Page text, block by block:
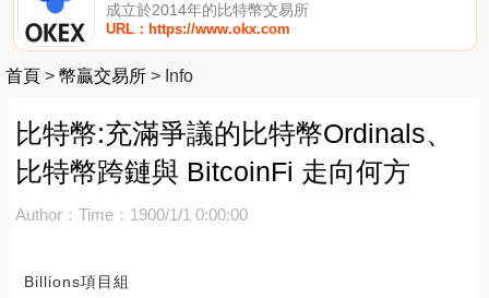
成立於2014年的比特幣交易所
URL：https://www.okx.com
首頁 > 幣贏交易所 > Info
比特幣:充滿爭議的比特幣Ordinals、
比特幣跨鏈與 BitcoinFi 走向何方
Author： Time：1900/1/1 0:00:00
Billions項目組